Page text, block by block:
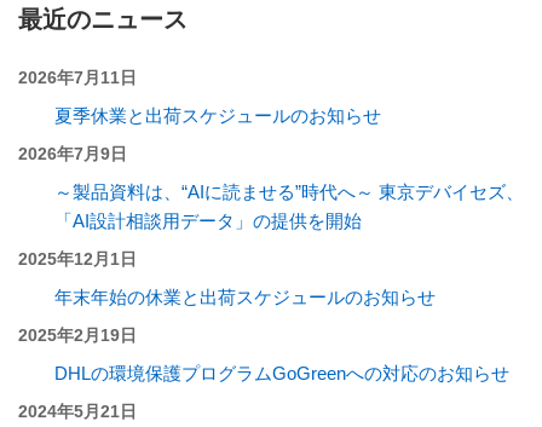
最近のニュース
2026年7月11日
夏季休業と出荷スケジュールのお知らせ
2026年7月9日
～製品資料は、“AIに読ませる”時代へ～ 東京デバイセズ、
「AI設計相談用データ」の提供を開始
2025年12月1日
年末年始の休業と出荷スケジュールのお知らせ
2025年2月19日
DHLの環境保護プログラムGoGreenへの対応のお知らせ
2024年5月21日